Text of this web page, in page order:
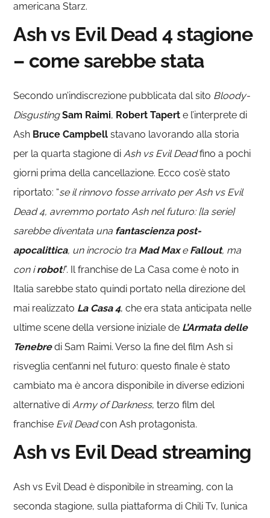
americana Starz.
Ash vs Evil Dead 4 stagione
– come sarebbe stata
Secondo un’indiscrezione pubblicata dal sito Bloody-
Disgusting Sam Raimi, Robert Tapert e l’interprete di
Ash Bruce Campbell stavano lavorando alla storia
per la quarta stagione diAsh vs Evil Deadfino a pochi
giorni prima della cancellazione. Ecco cos’è stato
riportato: “se il rinnovo fosse arrivato per Ash vs Evil
Dead 4, avremmo portato Ash nel futuro: [la serie]
sarebbe diventata una fantascienza post-
apocalittica, un incrocio tra Mad Maxe Fallout, ma
con irobot!”. Il franchise de La Casa come è noto in
Italia sarebbe stato quindi portato nella direzione del
mai realizzato La Casa 4, che era stata anticipata nelle
ultime scene della versione iniziale de L’Armata delle
Tenebredi Sam Raimi. Verso la fine del film Ash si
risveglia cent’anni nel futuro: questo finale è stato
cambiato ma è ancora disponibile in diverse edizioni
alternative diArmy of Darkness, terzo film del
franchise Evil Deadcon Ash protagonista.
Ash vs Evil Dead streaming
Ash vs Evil Dead è disponibile in streaming, con la
seconda stagione, sulla piattaforma di Chili Tv, l’unica